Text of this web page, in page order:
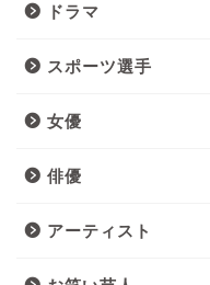
ドラマ
スポーツ選手
女優
俳優
アーティスト